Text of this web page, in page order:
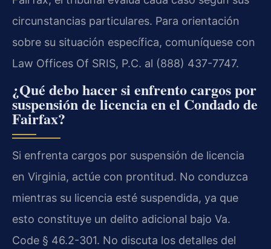
circunstancias particulares. Para orientación
sobre su situación específica, comuníquese con
Law Offices Of SRIS, P.C. al (888) 437-7747.
¿Qué debo hacer si enfrento cargos por
suspensión de licencia en el Condado de
Fairfax?
Si enfrenta cargos por suspensión de licencia
en Virginia, actúe con prontitud. No conduzca
mientras su licencia esté suspendida, ya que
esto constituye un delito adicional bajo Va.
Code § 46.2-301. No discuta los detalles del